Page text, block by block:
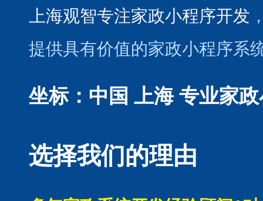
上海观智专注家政小程序开发
提供具有价值的家政小程序系
坐标：中国 上海 专业家
选择我们的理由